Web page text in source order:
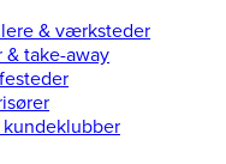
& værksteder
& take-away